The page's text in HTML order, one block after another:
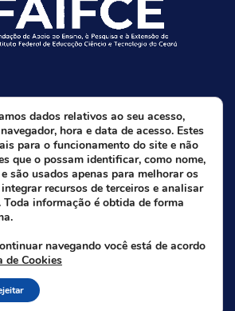
equipe:
Whatsapp da FAIFCE
dados relativos ao seu acesso,
hora e data de acesso. Estes
para o funcionamento do site e não
que o possam identificar, como nome,
são usados apenas para melhorar os
recursos de terceiros e analisar
Toda informação é obtida de forma
navegando você está de acordo
de Cookies